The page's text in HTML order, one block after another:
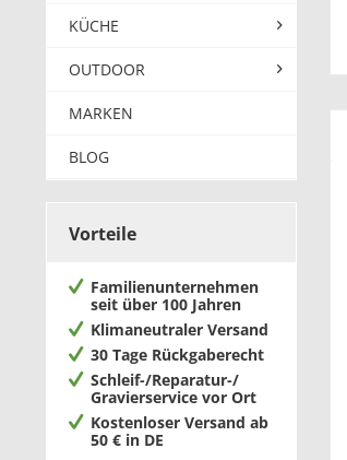
KÜCHE
OUTDOOR
MARKEN
BLOG
Vorteile
Familienunternehmen
seit über 100 Jahren
Klimaneutraler Versand
30 Tage Rückgaberecht
Schleif-/Reparatur-/
Gravierservice vor Ort
Kostenloser Versand ab
50 € in DE